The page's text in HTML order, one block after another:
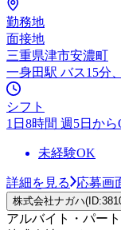
勤務地
面接地
三重県津市安濃町
一身田駅 バス15分
シフト
1日8時間 週5日から
未経験OK
詳細を見る 応募画
株式会社ナガハ
アルバイト・パート